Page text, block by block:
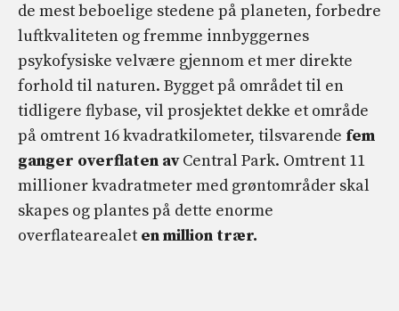
de mest beboelige stedene på planeten, forbedre
luftkvaliteten og fremme innbyggernes
psykofysiske velvære gjennom et mer direkte
forhold til naturen. Bygget på området til en
tidligere flybase, vil prosjektet dekke et område
på omtrent 16 kvadratkilometer, tilsvarende fem
ganger overflaten avCentral Park. Omtrent 11
millioner kvadratmeter med grøntområder skal
skapes og plantes på dette enorme
overflatearealet en million trær.